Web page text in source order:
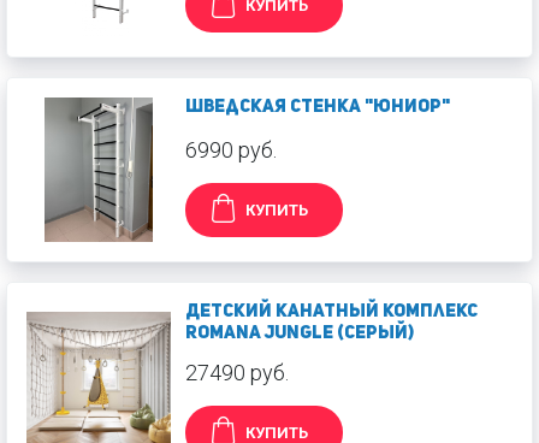
КУПИТЬ
Шведская стенка "Юниор"
6990 руб.
КУПИТЬ
Детский канатный комплекс
ROMANA Jungle (серый)
27490 руб.
КУПИТЬ